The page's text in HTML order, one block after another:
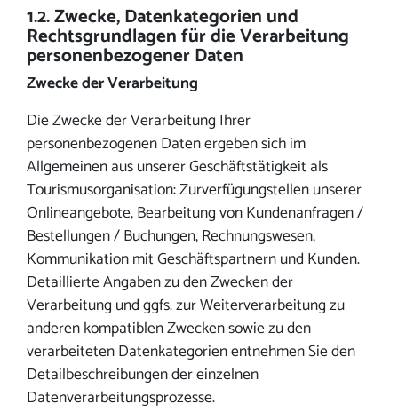
1.2. Zwecke, Datenkategorien und
Rechtsgrundlagen für die Verarbeitung
personenbezogener Daten
Zwecke der Verarbeitung
Die Zwecke der Verarbeitung Ihrer
personenbezogenen Daten ergeben sich im
Allgemeinen aus unserer Geschäftstätigkeit als
Tourismusorganisation: Zurverfügungstellen unserer
Onlineangebote, Bearbeitung von Kundenanfragen /
Bestellungen / Buchungen, Rechnungswesen,
Kommunikation mit Geschäftspartnern und Kunden.
Detaillierte Angaben zu den Zwecken der
Verarbeitung und ggfs. zur Weiterverarbeitung zu
anderen kompatiblen Zwecken sowie zu den
verarbeiteten Datenkategorien entnehmen Sie den
Detailbeschreibungen der einzelnen
Datenverarbeitungsprozesse.